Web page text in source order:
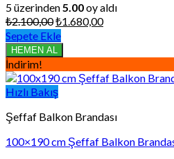
5 üzerinden5.00oy aldı
₺2.100,00Orijinal
fiyat:
₺2.100,00.
₺1.680,00Şu
₺1.680,00.
Sepete Ekle
HEMEN AL
İndirim!
Hızlı Bakış
Şeffaf Balkon Brandası
100×190 cm Şeffaf Balkon